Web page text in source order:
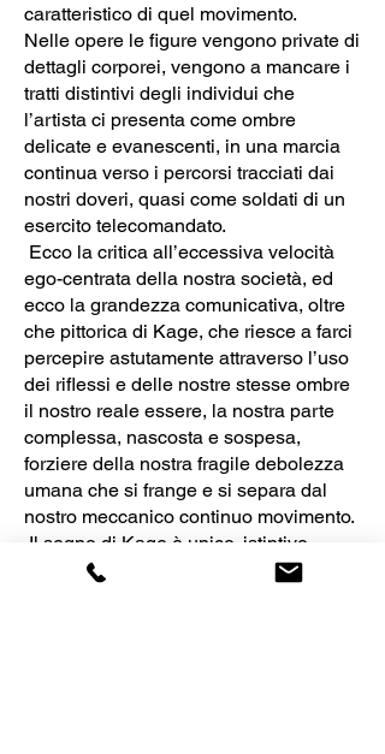
caratteristico di quel movimento.
Nelle opere le figure vengono private di
dettagli corporei, vengono a mancare i
tratti distintivi degli individui che
l’artista ci presenta come ombre
delicate e evanescenti, in una marcia
continua verso i percorsi tracciati dai
nostri doveri, quasi come soldati di un
esercito telecomandato.
Ecco la critica all’eccessiva velocità
ego-centrata della nostra società, ed
ecco la grandezza comunicativa, oltre
che pittorica di Kage, che riesce a farci
percepire astutamente attraverso l’uso
dei riflessi e delle nostre stesse ombre
il nostro reale essere, la nostra parte
complessa, nascosta e sospesa,
forziere della nostra fragile debolezza
umana che si frange e si separa dal
nostro meccanico continuo movimento.
Il segno di Kage è unico, istintivo,
preciso e dotato di grande senso della